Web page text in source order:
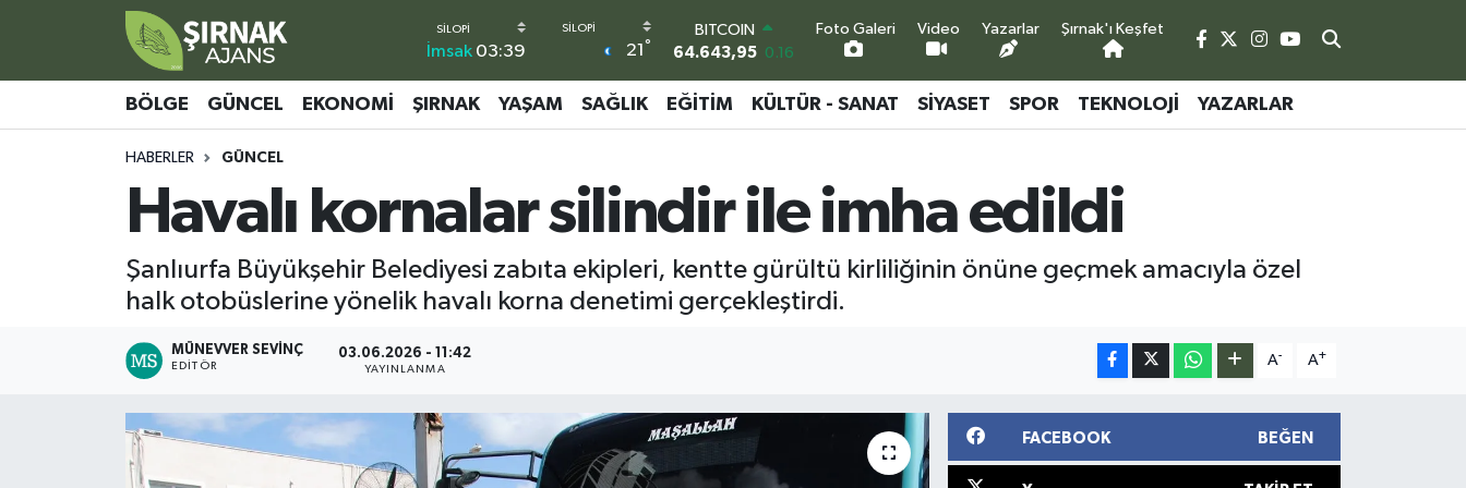
İmsak 03:39 21 °
DOLAR
47,6006 0.06
55,0250
0.02
6513.94
0.32
BİST100
13.799
70
BITCOIN
64.643,95 0.16
Foto Galeri Video Yazarlar Şırnak'ı Keşfet
BÖLGE GÜNCEL EKONOMI ŞIRNAK YAŞAM SAĞLIK EĞITIM KÜLTÜR - SANAT SIYASET SPOR TEKNOLOJI YAZARLAR
HABERLER GÜNCEL
Havalı kornalar silindir ile imha edildi
Şanlıurfa Büyükşehir Belediyesi zabıta ekipleri, kentte gürültü kirliliğinin önüne geçmek amacıyla özel
halk otobüslerine yönelik havalı korna denetimi gerçekleştirdi.
MÜNEVVER SEVINÇ
EDITÖR
03.06.2026 - 11:42
YAYINLANMA
A- A+
FACEBOOK BEĞEN
Bölge
Ekonomi
Kültür - Sanat
Şırnak Nöbetçi Eczaneler
Şirnak Namaz Vakitleri
Süper Lig Puan Durumu ve Fikstür
Tüm Manşetler
Son Dakika Haberleri
Haber Arşivi